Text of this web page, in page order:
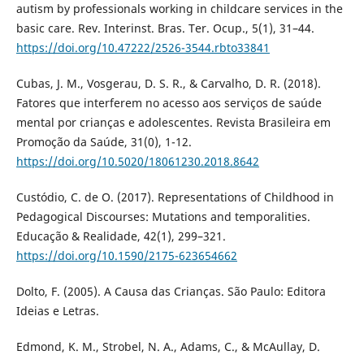
autism by professionals working in childcare services in the
basic care. Rev. Interinst. Bras. Ter. Ocup., 5(1), 31–44.
https://doi.org/10.47222/2526-3544.rbto33841
Cubas, J. M., Vosgerau, D. S. R., & Carvalho, D. R. (2018).
Fatores que interferem no acesso aos serviços de saúde
mental por crianças e adolescentes. Revista Brasileira em
Promoção da Saúde, 31(0), 1-12.
https://doi.org/10.5020/18061230.2018.8642
Custódio, C. de O. (2017). Representations of Childhood in
Pedagogical Discourses: Mutations and temporalities.
Educação & Realidade, 42(1), 299–321.
https://doi.org/10.1590/2175-623654662
Dolto, F. (2005). A Causa das Crianças. São Paulo: Editora
Ideias e Letras.
Edmond, K. M., Strobel, N. A., Adams, C., & McAullay, D.